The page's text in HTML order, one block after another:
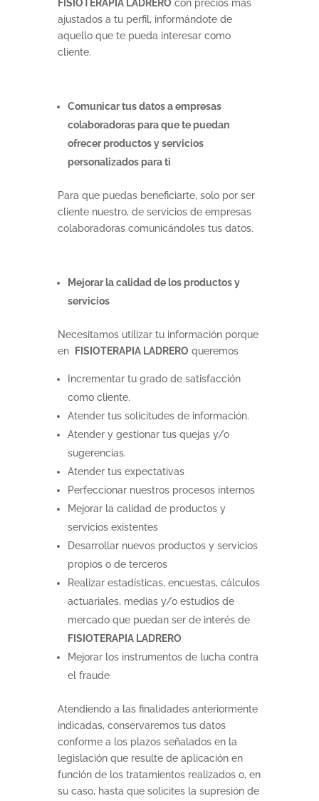
FISIOTERAPIA LADRERO con precios más
ajustados a tu perfil, informándote de
aquello que te pueda interesar como
cliente.
Comunicar tus datos a empresas
colaboradoras para que te puedan
ofrecer productos y servicios
personalizados para ti
Para que puedas beneficiarte, solo por ser
cliente nuestro, de servicios de empresas
colaboradoras comunicándoles tus datos.
Mejorar la calidad de los productos y
servicios
Necesitamos utilizar tu información porque
en
FISIOTERAPIA LADRERO queremos
Incrementar tu grado de satisfacción
como cliente.
Atender tus solicitudes de información.
Atender y gestionar tus quejas y/o
sugerencias.
Atender tus expectativas
Perfeccionar nuestros procesos internos
Mejorar la calidad de productos y
servicios existentes
Desarrollar nuevos productos y servicios
propios o de terceros
Realizar estadísticas, encuestas, cálculos
actuariales, medias y/o estudios de
mercado que puedan ser de interés de
FISIOTERAPIA LADRERO
Mejorar los instrumentos de lucha contra
el fraude
Atendiendo a las finalidades anteriormente
indicadas, conservaremos tus datos
conforme a los plazos señalados en la
legislación que resulte de aplicación en
función de los tratamientos realizados o, en
su caso, hasta que solicites la supresión de